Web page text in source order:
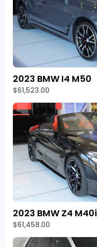
2023 BMW I4 M50
$61,523.00
2023 BMW Z4 M40i
$61,458.00